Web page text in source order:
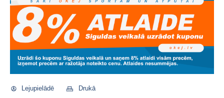
Lejupielādē Drukā